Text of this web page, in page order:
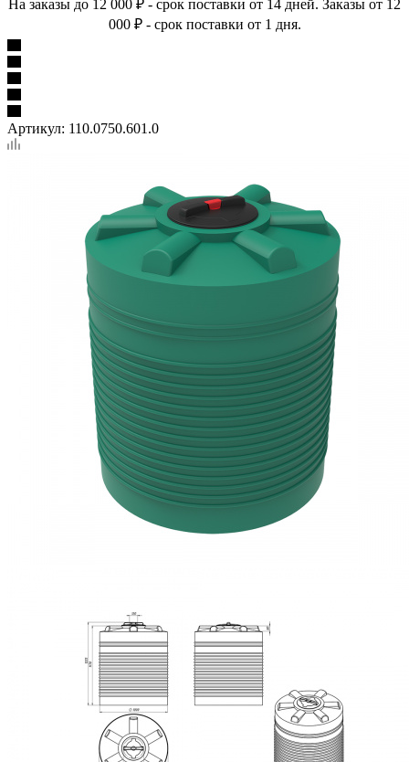
На заказы до 12 000 ₽ - срок поставки от 14 дней. Заказы от 12
000 ₽ - срок поставки от 1 дня.
Артикул: 110.0750.601.0